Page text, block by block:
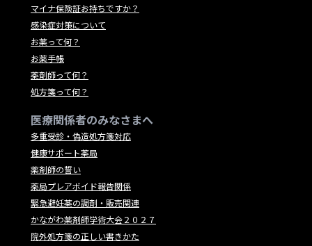
マイナ保険証お持ちですか？
感染症対策について
お薬って何？
お薬手帳
薬剤師って何？
処方箋って何？
医療関係者のみなさまへ
多重受診・偽造処方箋対応
健康サポート薬局
薬剤師の誓い
薬局プレアボイド報告関係
緊急避妊薬の調剤・販売関連
かながわ薬剤師学術大会２０２７
院外処方箋の正しい書きかた